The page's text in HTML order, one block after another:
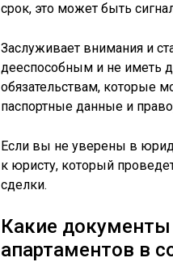
срок, это может быть
Заслуживает внимания и
дееспособным и не иметь
обязательствам, которые
паспортные данные и
Если вы не уверены в
к юристу, который
сделки.
Какие
апартаментов в